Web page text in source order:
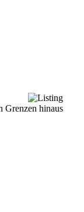
Grenzen hinaus